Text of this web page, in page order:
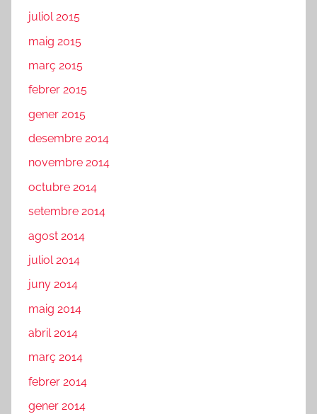
juliol 2015
maig 2015
març 2015
febrer 2015
gener 2015
desembre 2014
novembre 2014
octubre 2014
setembre 2014
agost 2014
juliol 2014
juny 2014
maig 2014
abril 2014
març 2014
febrer 2014
gener 2014